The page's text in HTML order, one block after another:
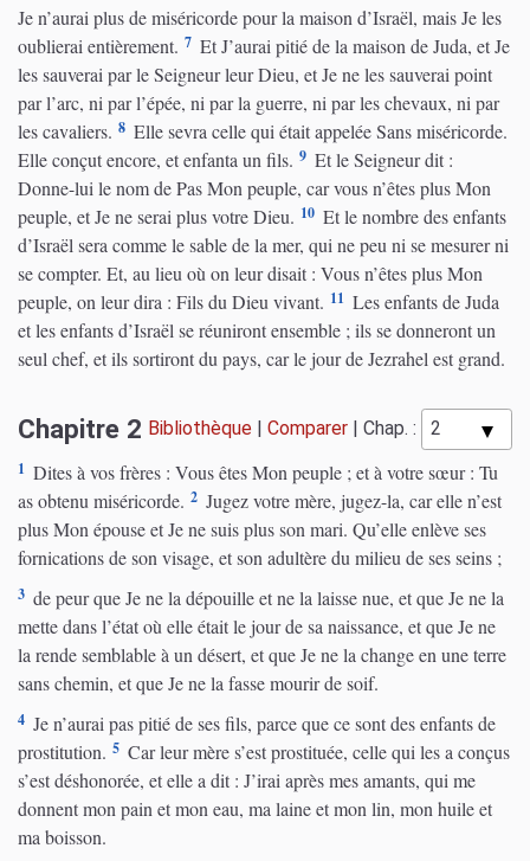
Je n’aurai plus de miséricorde pour la maison d’Israël, mais Je les
oublierai entièrement. 7 Et J’aurai pitié de la maison de Juda, et Je
les sauverai par le Seigneur leur Dieu, et Je ne les sauverai point
par l’arc, ni par l’épée, ni par la guerre, ni par les chevaux, ni par
les cavaliers. 8 Elle sevra celle qui était appelée Sans miséricorde.
Elle conçut encore, et enfanta un fils. 9 Et le Seigneur dit :
Donne-lui le nom de Pas Mon peuple, car vous n’êtes plus Mon
peuple, et Je ne serai plus votre Dieu. 10 Et le nombre des enfants
d’Israël sera comme le sable de la mer, qui ne peu ni se mesurer ni
se compter. Et, au lieu où on leur disait : Vous n’êtes plus Mon
peuple, on leur dira : Fils du Dieu vivant. 11 Les enfants de Juda
et les enfants d’Israël se réuniront ensemble ; ils se donneront un
seul chef, et ils sortiront du pays, car le jour de Jezrahel est grand.
Chapitre 2 Bibliothèque Comparer Chap. :
1 Dites à vos frères : Vous êtes Mon peuple ; et à votre sœur : Tu
as obtenu miséricorde. 2 Jugez votre mère, jugez-la, car elle n’est
plus Mon épouse et Je ne suis plus son mari. Qu’elle enlève ses
fornications de son visage, et son adultère du milieu de ses seins ;
3 de peur que Je ne la dépouille et ne la laisse nue, et que Je ne la
mette dans l’état où elle était le jour de sa naissance, et que Je ne
la rende semblable à un désert, et que Je ne la change en une terre
sans chemin, et que Je ne la fasse mourir de soif.
4 Je n’aurai pas pitié de ses fils, parce que ce sont des enfants de
prostitution. 5 Car leur mère s’est prostituée, celle qui les a conçus
s’est déshonorée, et elle a dit : J’irai après mes amants, qui me
donnent mon pain et mon eau, ma laine et mon lin, mon huile et
ma boisson.